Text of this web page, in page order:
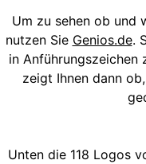
Um zu sehen ob und
nutzen Sie Genios.de.
in Anführungszeichen
zeigt Ihnen dann
Unten die 118 Logos